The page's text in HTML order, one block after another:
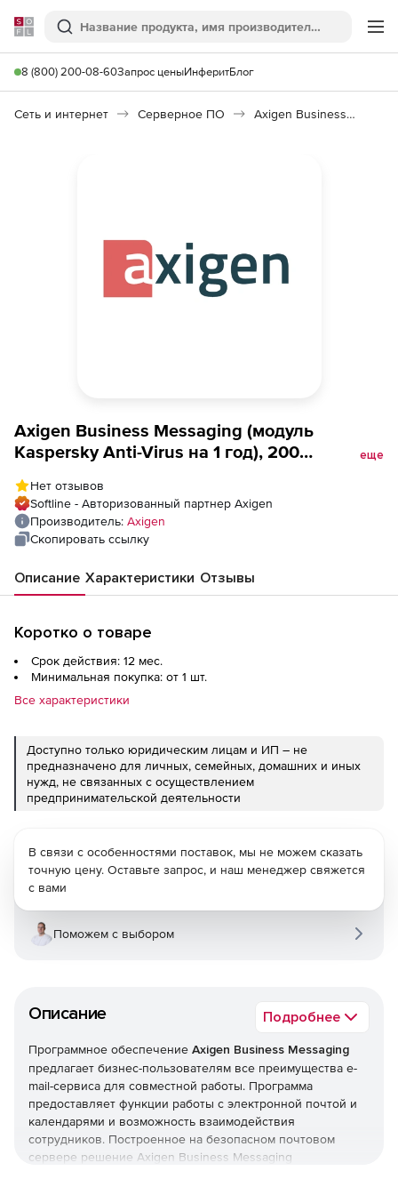
Softline
Поиск
8 (800) 200-08-60Запрос ценыИнферитБлог
Сеть и интернет Серверное ПО Axigen Business Messaging 10.0
Axigen Business Messaging (модуль
Kaspersky Anti-Virus на 1 год), 200
еще
Нет отзывов
Softline - Авторизованный партнер Axigen
Производитель: Axigen
Скопировать ссылку
Описание Характеристики Отзывы
Коротко о товаре
Срок действия: 12 мес.
Минимальная покупка: от 1 шт.
Все характеристики
Доступно только юридическим лицам и ИП – не
предназначено для личных, семейных, домашних и иных
нужд, не связанных с осуществлением
предпринимательской деятельности
Описание Подробнее
Программное обеспечение Axigen Business Messaging
предлагает бизнес-пользователям все преимущества e-
mail-сервиса для совместной работы. Программа
предоставляет функции работы с электронной почтой и
календарями и возможность взаимодействия
сотрудников. Построенное на безопасном почтовом
сервере решение Axigen Business Messaging
В связи с особенностями поставок, мы не можем сказать
точную цену. Оставьте запрос, и наш менеджер свяжется
с вами
Поможем с выбором